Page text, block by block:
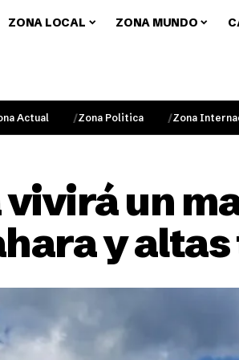
ZONA LOCAL ZONA MUNDO
Actual Zona Politica Zona
vivirá un
y